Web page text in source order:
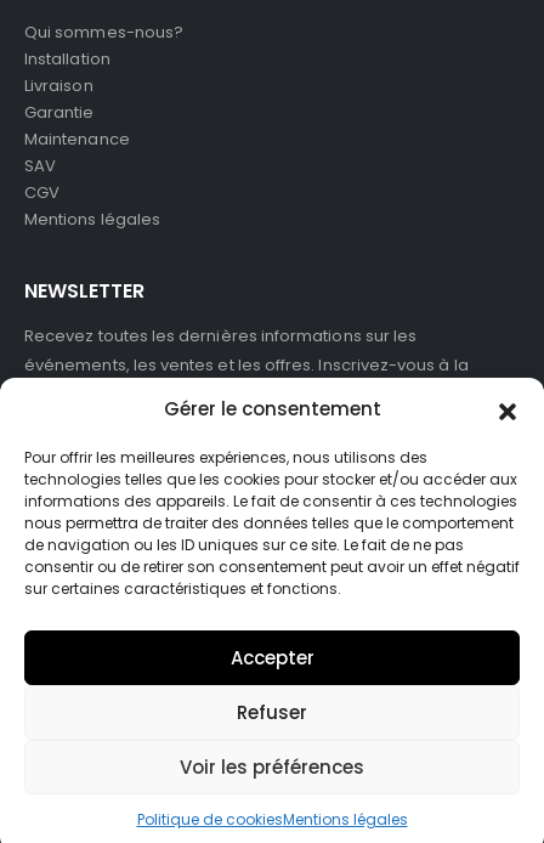
Gérer le consentement
Pour offrir les meilleures expériences, nous utilisons des
technologies telles que les cookies pour stocker et/ou accéder aux
informations des appareils. Le fait de consentir à ces technologies
nous permettra de traiter des données telles que le comportement
de navigation ou les ID uniques sur ce site. Le fait de ne pas
consentir ou de retirer son consentement peut avoir un effet négatif
sur certaines caractéristiques et fonctions.
Accepter
Refuser
Voir les préférences
Politique de cookiesMentions légales
Qui sommes-nous?
Installation
Livraison
Garantie
Maintenance
SAV
CGV
Mentions légales
NEWSLETTER
Recevez toutes les dernières informations sur les
événements, les ventes et les offres. Inscrivez-vous à la
J'accepte de recevoir des newsletters et des informations
marketing de ASB France.